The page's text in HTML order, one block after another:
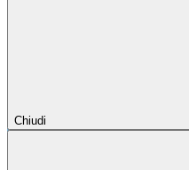
Chiudi